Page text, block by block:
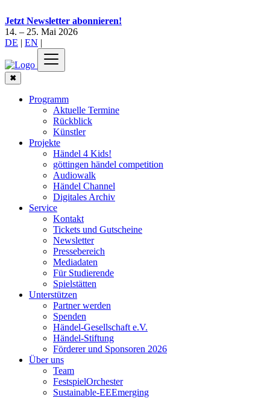
Jetzt Newsletter abonnieren!
14. – 25. Mai 2026
DE | EN |
✖
Programm
Aktuelle Termine
Rückblick
Künstler
Projekte
Händel 4 Kids!
göttingen händel competition
Audiowalk
Händel Channel
Digitales Archiv
Service
Kontakt
Tickets und Gutscheine
Newsletter
Pressebereich
Mediadaten
Für Studierende
Spielstätten
Unterstützen
Partner werden
Spenden
Händel-Gesellschaft e.V.
Händel-Stiftung
Förderer und Sponsoren 2026
Über uns
Team
FestspielOrchester
Sustainable-EEEmerging